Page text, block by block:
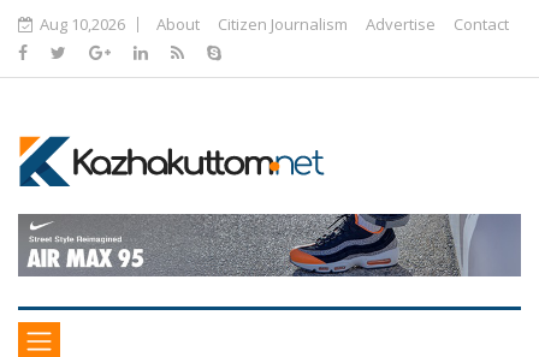
Aug 10,2026 About Citizen Journalism Advertise Contact